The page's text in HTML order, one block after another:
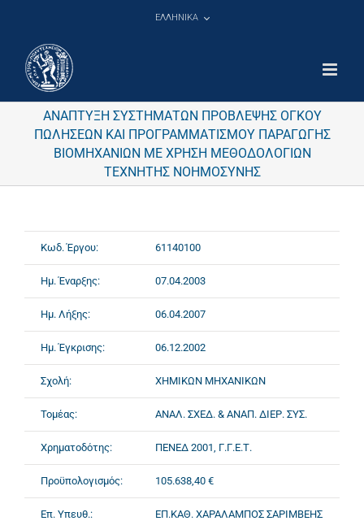
ΕΛΛΗΝΙΚΑ
ΑΝΑΠΤΥΞΗ ΣΥΣΤΗΜΑΤΩΝ ΠΡΟΒΛΕΨΗΣ ΟΓΚΟΥ
ΠΩΛΗΣΕΩΝ ΚΑΙ ΠΡΟΓΡΑΜΜΑΤΙΣΜΟΥ ΠΑΡΑΓΩΓΗΣ
ΒΙΟΜΗΧΑΝΙΩΝ ΜΕ ΧΡΗΣΗ ΜΕΘΟΔΟΛΟΓΙΩΝ
ΤΕΧΝΗΤΗΣ ΝΟΗΜΟΣΥΝΗΣ
Κωδ. Έργου: 61140100
Ημ. Έναρξης: 07.04.2003
Ημ. Λήξης: 06.04.2007
Ημ. Έγκρισης: 06.12.2002
Σχολή: ΧΗΜΙΚΩΝ ΜΗΧΑΝΙΚΩΝ
Τομέας: ΑΝΑΛ. ΣΧΕΔ. & ΑΝΑΠ. ΔΙΕΡ. ΣΥΣ.
Χρηματοδότης: ΠΕΝΕΔ 2001, Γ.Γ.Ε.Τ.
Προϋπολογισμός: 105.638,40 €
Επ. Υπευθ.: ΕΠ.ΚΑΘ. ΧΑΡΑΛΑΜΠΟΣ ΣΑΡΙΜΒΕΗΣ